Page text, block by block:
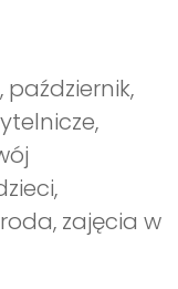
październik,
zajęcia w